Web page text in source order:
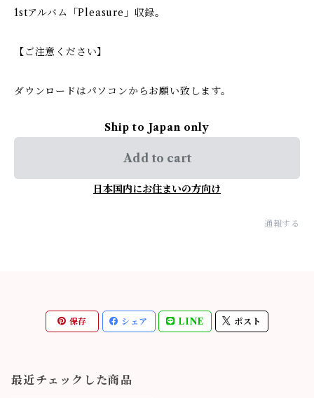
1stアルバム「Pleasure」収録。
【ご注意ください】
ダウンロードはパソコンからお願い致します。
Ship to Japan only
Add to cart
日本国内にお住まいの方向け
通報する
保存 シェア LINE ポスト
最近チェックした商品